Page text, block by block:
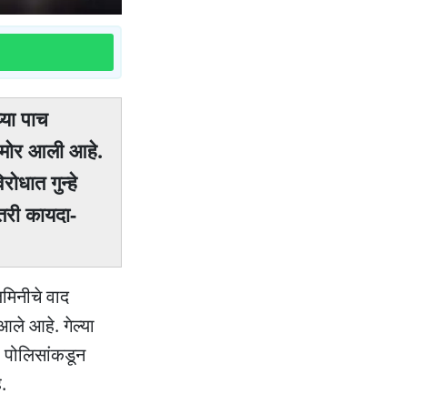
पाच
आली आहे.
गुन्हे
कायदा-
वाद
आहे. गेल्या
पोलिसांकडून